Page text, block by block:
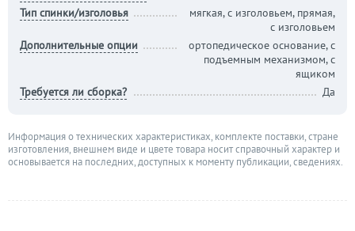
Тип спинки/изголовья
мягкая, с изголовьем, прямая,
с изголовьем
Дополнительные опции
ортопедическое основание, с
подъемным механизмом, с
ящиком
Требуется ли сборка?
Да
Информация о технических характеристиках, комплекте поставки, стране
изготовления, внешнем виде и цвете товара носит справочный характер и
основывается на последних, доступных к моменту публикации, сведениях.